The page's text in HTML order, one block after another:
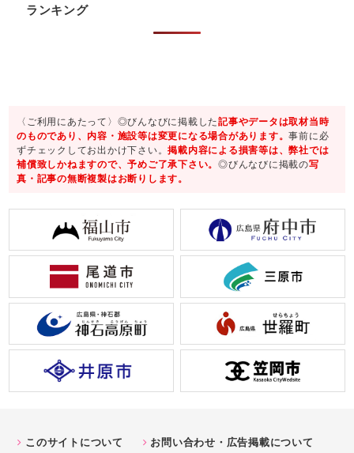
ランキング
〈ご利用にあたって〉◎びんなびに掲載した記事やデータは取材当時
のものであり、内容・施設等は変更になる場合があります。事前に必
ずチェックしてお出かけ下さい。掲載内容による損害等は、弊社では
補償致しかねますので、予めご了承下さい。◎びんなびに掲載の写
真・記事の無断複製はお断りします。
このサイトについて お問い合わせ・広告掲載について